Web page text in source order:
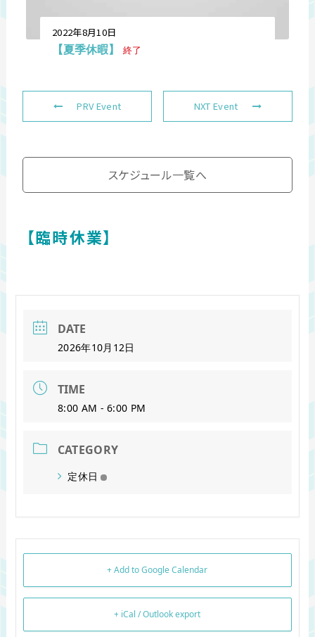
2022年8月10日
【夏季休暇】 終了
PRV Event NXT Event
スケジュール一覧へ
【臨時休業】
DATE
2026年10月12日
TIME
8:00 AM - 6:00 PM
CATEGORY
定休日
+ Add to Google Calendar
+ iCal / Outlook export